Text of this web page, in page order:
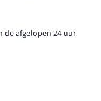
de afgelopen 24 uur